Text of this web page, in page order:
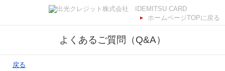
ホームページTOPに戻る
よくあるご質問（Q&A）
戻る